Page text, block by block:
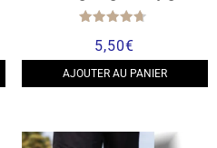
4.50
sur 5
5,50€
AJOUTER AU PANIER